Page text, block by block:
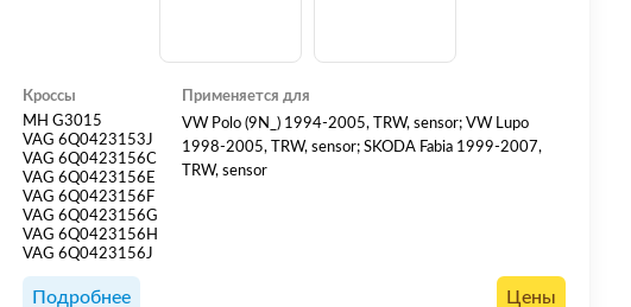
Кроссы
MH G3015
VAG 6Q0423153J
VAG 6Q0423156C
VAG 6Q0423156E
VAG 6Q0423156F
VAG 6Q0423156G
VAG 6Q0423156H
VAG 6Q0423156J
Применяется для
VW Polo (9N_) 1994-2005, TRW, sensor; VW Lupo
1998-2005, TRW, sensor; SKODA Fabia 1999-2007,
TRW, sensor
Подробнее Цены